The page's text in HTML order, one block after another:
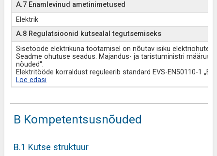
A.7 Enamlevinud ametinimetused
Elektrik
A.8 Regulatsioonid kutsealal tegutsemiseks
Sisetööde elektrikuna töötamisel on nõutav isiku
Seadme ohutuse seadus. Majandus- ja taristuministri määrus
nõuded“.
Elektritööde korraldust reguleerib standard EVS-EN50110-1
Loe edasi
B Kompetentsusnõuded
B.1 Kutse struktuur